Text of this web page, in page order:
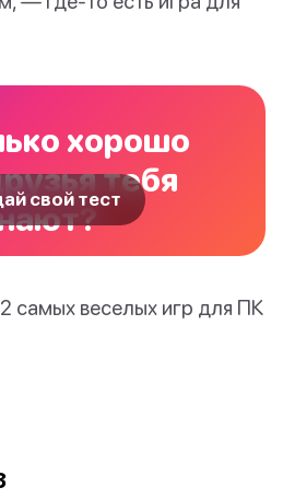
хорошо
тебя
свой тест
самых веселых игр для ПК